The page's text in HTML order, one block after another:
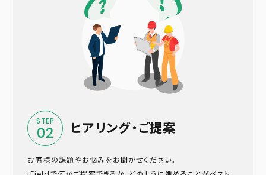
STEP
02 ヒアリング・ご提案
お客様の課題やお悩みをお聞かせください。